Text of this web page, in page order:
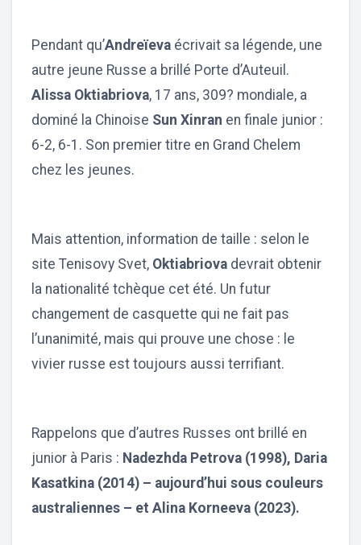
Pendant qu’Andreïeva écrivait sa légende, une
autre jeune Russe a brillé Porte d’Auteuil.
Alissa Oktiabriova, 17 ans, 309? mondiale, a
dominé la Chinoise Sun Xinran en finale junior :
6-2, 6-1. Son premier titre en Grand Chelem
chez les jeunes.
Mais attention, information de taille : selon le
site Tenisovy Svet, Oktiabriova devrait obtenir
la nationalité tchèque cet été. Un futur
changement de casquette qui ne fait pas
l’unanimité, mais qui prouve une chose : le
vivier russe est toujours aussi terrifiant.
Rappelons que d’autres Russes ont brillé en
junior à Paris : Nadezhda Petrova (1998), Daria
Kasatkina (2014) – aujourd’hui sous couleurs
australiennes – et Alina Korneeva (2023).